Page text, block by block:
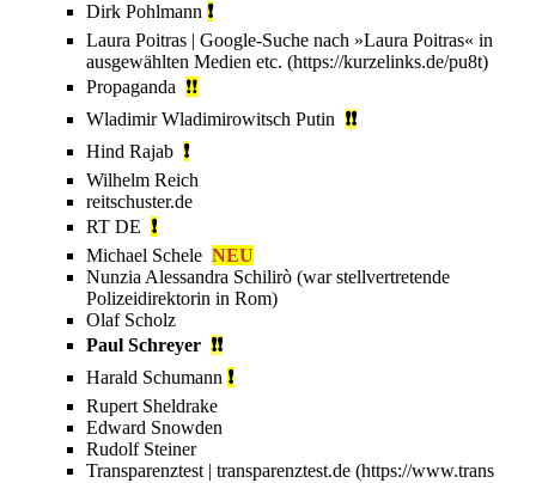
Dirk Pohlmann ❗
Laura Poitras | Google-Suche nach »Laura Poitras« in
ausgewählten Medien etc.
Propaganda ❗❗
Wladimir Wladimirowitsch Putin ❗❗
Hind Rajab ❗
Wilhelm Reich
reitschuster.de
RT DE ❗
Michael Schele NEU
Nunzia Alessandra Schilirò (war stellvertretende
Polizeidirektorin in Rom)
Olaf Scholz
Paul Schreyer ❗❗
Harald Schumann ❗
Rupert Sheldrake
Edward Snowden
Rudolf Steiner
Transparenztest| transparenztest.de